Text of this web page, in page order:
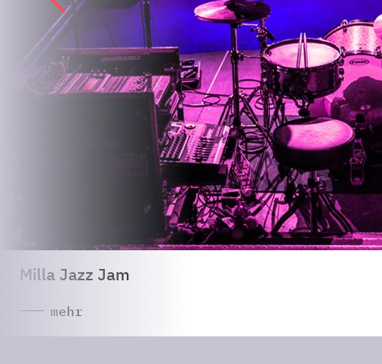
Milla Jazz Jam
mehr